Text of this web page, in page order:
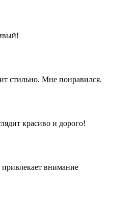
стильно. Мне понравился.
красиво и дорого!
внимание